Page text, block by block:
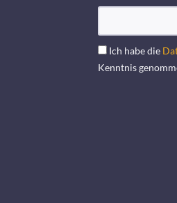
Ich habe die
Kenntnis